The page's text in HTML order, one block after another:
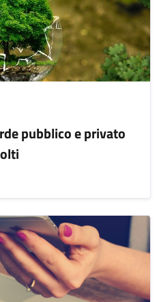
pubblico e privato